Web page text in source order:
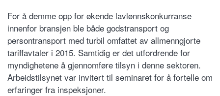
For å demme opp for økende lavlønnskonkurranse
innenfor bransjen ble både godstransport og
persontransport med turbil omfattet av allmenngjorte
tariffavtaler i 2015. Samtidig er det utfordrende for
myndighetene å gjennomføre tilsyn i denne sektoren.
Arbeidstilsynet var invitert til seminaret for å fortelle om
erfaringer fra inspeksjoner.